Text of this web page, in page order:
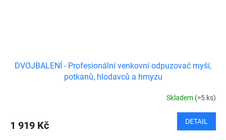
DVOJBALENÍ - Profesionální venkovní odpuzovač myší,
potkanů, hlodavců a hmyzu
Skladem (>5 ks)
1 919 Kč DETAIL